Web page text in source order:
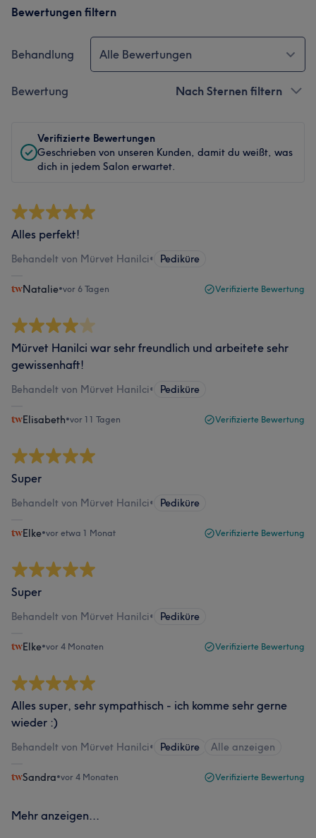
Bewertungen filtern
Behandlung Alle Bewertungen
Bewertung Nach Sternen filtern
Verifizierte Bewertungen
Geschrieben von unseren Kunden, damit du weißt, was
dich in jedem Salon erwartet.
Alles perfekt!
Behandelt von Mürvet Hanilci• Pediküre
Natalie•vor 6 Tagen Verifizierte Bewertung
Mürvet Hanilci war sehr freundlich und arbeitete sehr
gewissenhaft!
Behandelt von Mürvet Hanilci• Pediküre
Elisabeth•vor 11 Tagen Verifizierte Bewertung
Super
Behandelt von Mürvet Hanilci• Pediküre
Elke•vor etwa 1 Monat Verifizierte Bewertung
Super
Behandelt von Mürvet Hanilci• Pediküre
Elke•vor 4 Monaten Verifizierte Bewertung
Alles super, sehr sympathisch - ich komme sehr gerne
wieder :)
Behandelt von Mürvet Hanilci• Pediküre Alle anzeigen
Sandra•vor 4 Monaten Verifizierte Bewertung
Mehr anzeigen...